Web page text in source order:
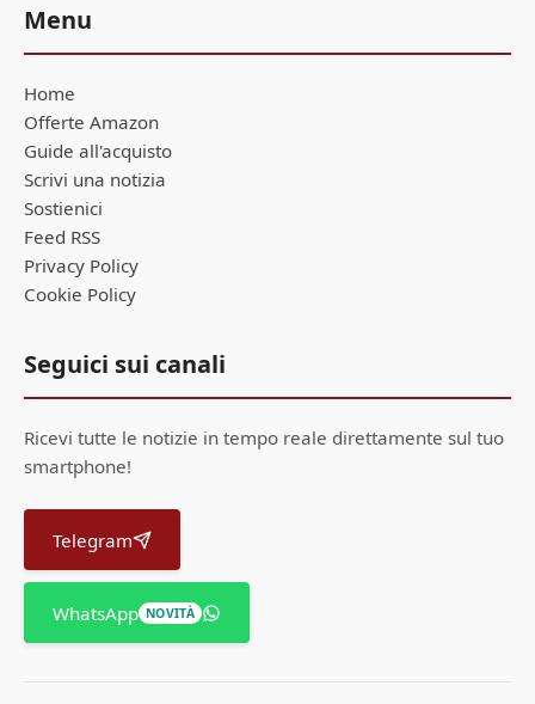
Menu
Home
Offerte Amazon
Guide all'acquisto
Scrivi una notizia
Sostienici
Feed RSS
Privacy Policy
Cookie Policy
Seguici sui canali
Ricevi tutte le notizie in tempo reale direttamente sul tuo
smartphone!
Telegram
WhatsApp NOVITÀ